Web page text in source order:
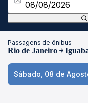
Passagens de ônibus
Rio de Janeiro
Sábado, 08 de